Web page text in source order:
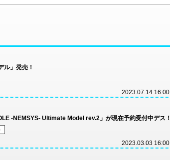
」発売！
2023.07.14 16:00
-NEMSYS- Ultimate Model rev.2」が現在予約受付中デス！
2023.03.03 16:00